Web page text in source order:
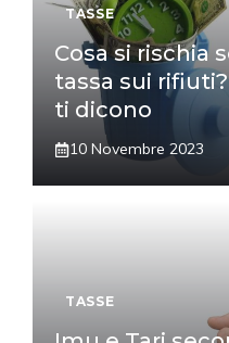
TASSE
Cosa si rischia
tassa sui
ti dicono
10 Novembre 2023
TASSE